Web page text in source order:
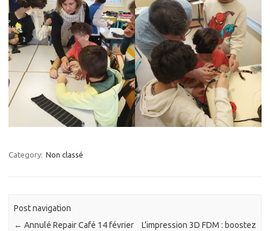
Category: Non classé
Post navigation
← Annulé Repair Café 14 février
L’impression 3D FDM : boostez